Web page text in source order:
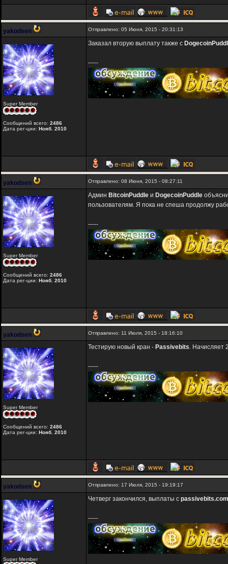
yakodsen Отправлено: 05 Июня, 2015 - 20:31:13
Super Member
Сообщений всего: 2486
Дата рег-ции: Нояб. 2010
Заказал вторую выплату также с
-----
yakodsen Отправлено: 08 Июня, 2015 - 08:27:11
Super Member
Сообщений всего: 2486
Дата рег-ции: Нояб. 2010
Админ BitcoinPuddle и DogecoinPuddle
пользователям. Я пока не спеша продолжу
-----
yakodsen Отправлено: 11 Июля, 2015 - 18:16:10
Super Member
Сообщений всего: 2486
Дата рег-ции: Нояб. 2010
Тестирую новый кран - Passivebits. Начисляет
-----
yakodsen Отправлено: 17 Июля, 2015 - 19:19:17
Super Member
Четверг закончился, выплаты с passivebits.com
-----